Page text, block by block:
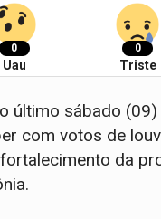
0
Uau
0
Triste
último sábado
com votos de
da